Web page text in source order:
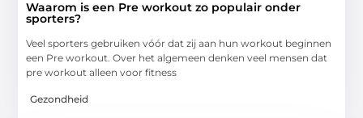
Waarom is een Pre workout zo populair onder
sporters?
Veel sporters gebruiken vóór dat zij aan hun workout beginnen
een Pre workout. Over het algemeen denken veel mensen dat
pre workout alleen voor fitness
Gezondheid